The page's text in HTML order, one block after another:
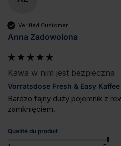
Verified Customer
Anna Zadowolona
Kawa w nim jest bezpieczna
Vorratsdose Fresh & Easy
Bardzo fajny duży pojemnik z
zamknięciem.
Qualité du produit